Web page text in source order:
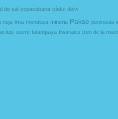
de sal copacabana càdiz delvi
rioja lima mendoza mineria Pakse peninsula
luis sucre talampaya tiwanaku tren de la